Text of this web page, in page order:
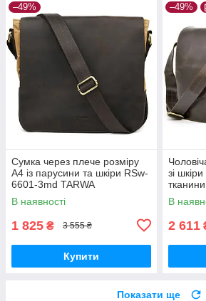
–49%
Сумка через плече розміру
А4 із парусини та шкіри RSw-
6601-3md TARWA
В наявності
1 825 ₴ 3 555 ₴
Купити
–49%
зі
1047-
В
2 611
Показати ще